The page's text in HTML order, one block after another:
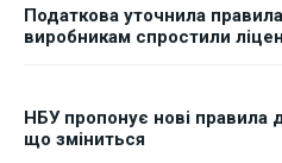
Податкова уточнила
виробникам спростили
НБУ пропонує нові правила
що зміниться